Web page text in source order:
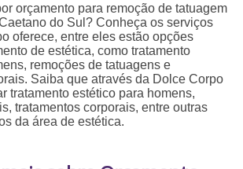
orçamento para remoção de tatuagem
do Sul? Conheça os serviços
oferece, entre eles estão opções
de estética, como tratamento
remoções de tatuagens e
Saiba que através da Dolce Corpo
tratamento estético para homens,
tratamentos corporais, entre outras
da área de estética.